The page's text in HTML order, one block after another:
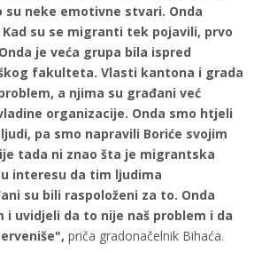
su neke emotivne stvari. Onda
su se migranti tek pojavili, prvo
je veća grupa bila ispred
fakulteta. Vlasti kantona i grada
a njima su građani već
organizacije. Onda smo htjeli
pa smo napravili Boriće svojim
tada ni znao šta je migrantska
interesu da tim ljudima
su bili raspoloženi za to. Onda
i uvidjeli da to nije naš problem i da
priča gradonačelnik Bihaća.